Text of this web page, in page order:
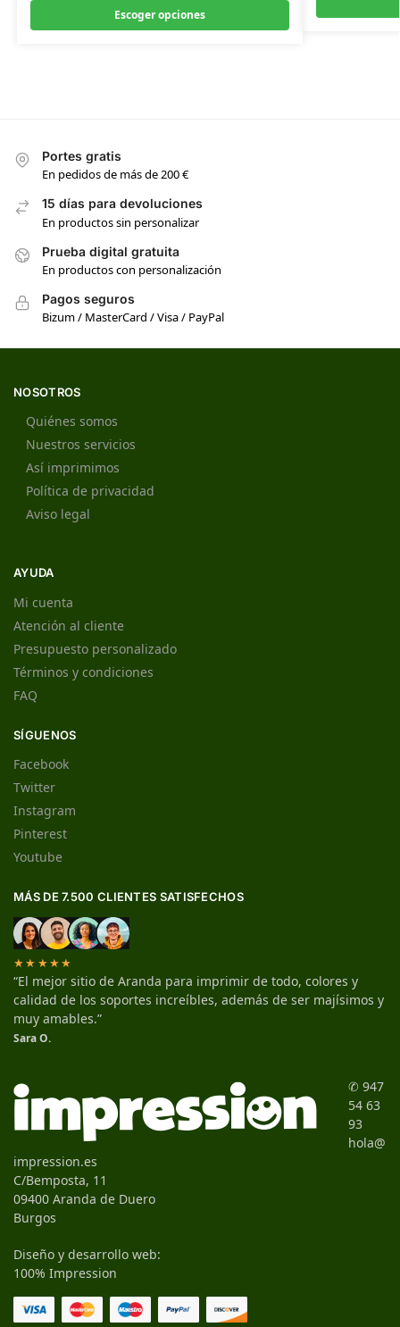
Escoger opciones
Portes gratis
En pedidos de más de 200 €
15 días para devoluciones
En productos sin personalizar
Prueba digital gratuita
En productos con personalización
Pagos seguros
Bizum / MasterCard / Visa / PayPal
NOSOTROS
Quiénes somos
Nuestros servicios
Así imprimimos
Política de privacidad
Aviso legal
AYUDA
Mi cuenta
Atención al cliente
Presupuesto personalizado
Términos y condiciones
FAQ
SÍGUENOS
Facebook
Twitter
Instagram
Pinterest
Youtube
MÁS DE 7.500 CLIENTES SATISFECHOS
★★★★★
“El mejor sitio de Aranda para imprimir de todo, colores y
calidad de los soportes increíbles, además de ser majísimos y
muy amables.”
Sara O.
✆ 947
54 63
93
hola@
impression.es
C/Bemposta, 11
09400 Aranda de Duero
Burgos
Diseño y desarrollo web:
100% Impression